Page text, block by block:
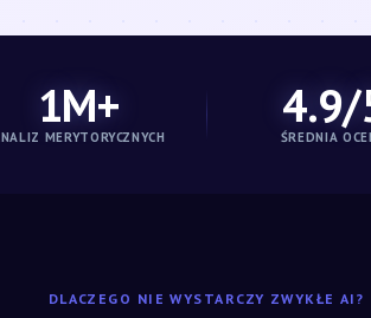
1M+
MERYTORYCZNYCH
4.9/
ŚREDNIA
DLACZEGO NIE WYSTARCZY ZWYKŁE AI?